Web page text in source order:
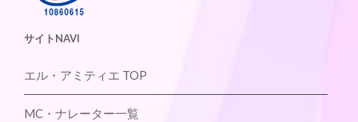
サイトNAVI
エル・アミティエ TOP
MC・ナレーター一覧